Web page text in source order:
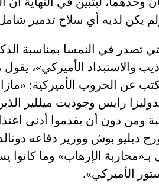
لديه أي سلاح تدمير شامل
من الأكاذيب والاستبداد
عن الحروب الأميركية:
رايس وجوديت ميللير
ومن دون أن يقدموا أدنى
دبليو بوش ووزير دفاعه
الإرهاب» وما كانوا
الأميركي».